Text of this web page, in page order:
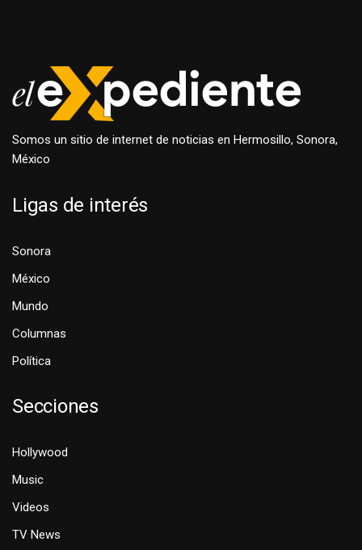
Somos un sitio de internet de noticias en Hermosillo, Sonora,
México
Ligas de interés
Sonora
México
Mundo
Columnas
Política
Secciones
Hollywood
Music
Videos
TV News